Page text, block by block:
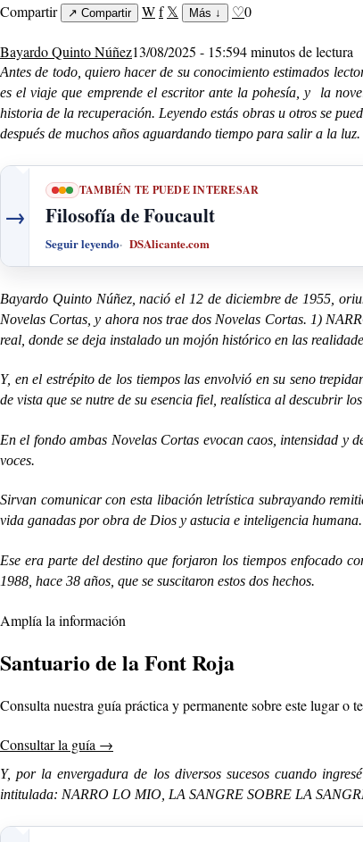
Compartir ↗ Compartir Wf 𝕏 Más ↓ ♡0
Bayardo Quinto Núñez13/08/2025 - 15:594 minutos de lectura
Antes de todo, quiero hacer de su conocimiento estimados
es el viaje que emprende el escritor ante la pohesía, y la
historia de la recuperación. Leyendo estás obras u otros se
después de muchos años aguardando tiempo para salir a la luz.
→
TAMBIÉN TE PUEDE INTERESAR
Filosofía de Foucault
Seguir leyendo DSAlicante.com
Bayardo Quinto Núñez, nació el 12 de diciembre de 1955,
Novelas Cortas, y ahora nos trae dos Novelas Cortas. 1)
real, donde se deja instalado un mojón histórico en las
Y, en el estrépito de los tiempos las envolvió en su seno
de vista que se nutre de su esencia fiel, realística al descubrir
En el fondo ambas Novelas Cortas evocan caos, intensidad
voces.
Sirvan comunicar con esta libación letrística subrayando
vida ganadas por obra de Dios y astucia e inteligencia humana.
Ese era parte del destino que forjaron los tiempos enfocado
1988, hace 38 años, que se suscitaron estos dos hechos.
Amplía la información
Santuario de la Font Roja
Consulta nuestra guía práctica y permanente sobre este lugar o
Consultar la guía →
Y, por la envergadura de los diversos sucesos cuando
intitulada: NARRO LO MIO, LA SANGRE SOBRE LA